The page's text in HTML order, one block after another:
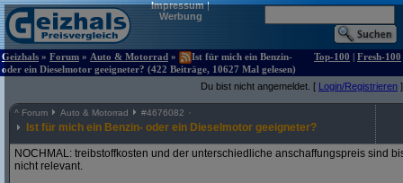
Impressum|
Werbung
Geizhals » Forum » Auto & Motorrad »
Ist für mich ein Benzin-
oder ein Dieselmotor geeigneter? (422 Beiträge, 10627 Mal gelesen)
Top-100 | Fresh-100
Du bist nicht angemeldet. [ Login/Registrieren ]
^ Forum Auto & Motorrad #4676082
Ist für mich ein Benzin- oder ein Dieselmotor geeigneter?
NOCHMAL: treibstoffkosten und der unterschiedliche anschaffungspreis sind
nicht relevant.